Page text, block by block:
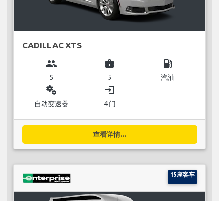
CADILLAC XTS
group
5
business_center
5
local_gas_station
汽油
miscellaneous_services
自动变速器
login
4 门
查看详情...
15座客车